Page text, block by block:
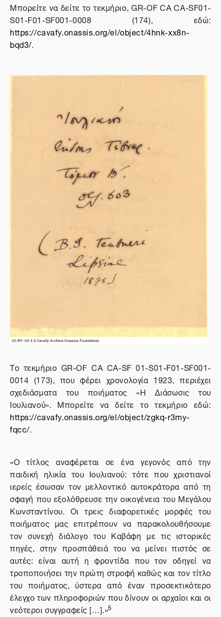
Μπορείτε να δείτε το τεκμήριο, GR-OF CA CA-SF01-
S01-F01-SF001-0008 (174), εδώ:
https://cavafy.onassis.org/el/object/4hnk-xx8n-
bqd3/.
Το τεκμήριο GR-OF CA CA-SF 01-S01-F01-SF001-
0014 (173), που φέρει χρονολογία 1923, περιέχει
σχεδιάσματα του ποιήματος «Η Διάσωσις του
Ιουλιανού». Μπορείτε να δείτε το τεκμήριο εδώ:
https://cavafy.onassis.org/el/object/zgkq-r3my-
fqcc/.
«Ο τίτλος αναφέρεται σε ένα γεγονός από την
παιδική ηλικία του Ιουλιανού: τότε που χριστιανοί
ιερείς έσωσαν τον μελλοντικό αυτοκράτορα από τη
σφαγή που εξολόθρευσε την οικογένεια του Μεγάλου
Κωνσταντίνου. Οι τρεις διαφορετικές μορφές του
ποιήματος μας επιτρέπουν να παρακολουθήσουμε
τον συνεχή διάλογο του Καβάφη με τις ιστορικές
πηγές, στην προσπάθειά του να μείνει πιστός σε
αυτές: είναι αυτή η φροντίδα που τον οδηγεί να
τροποποιήσει την πρώτη στροφή καθώς και τον τίτλο
του ποιήματος, ύστερα από έναν προσεκτικότερο
έλεγχο των πληροφοριών που δίνουν οι αρχαίοι και οι
νεότεροι συγγραφείς […].»5